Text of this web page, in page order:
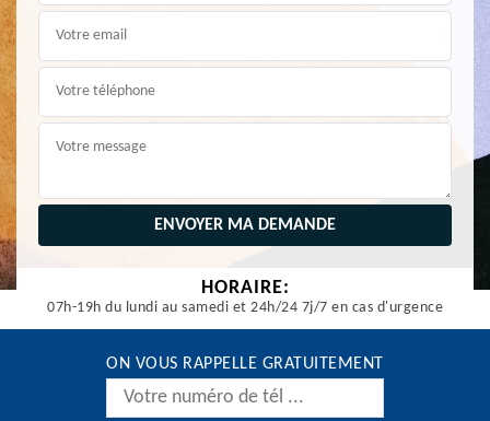
HORAIRE:
07h-19h du lundi au samedi et 24h/24 7j/7 en cas d'urgence
ON VOUS RAPPELLE GRATUITEMENT